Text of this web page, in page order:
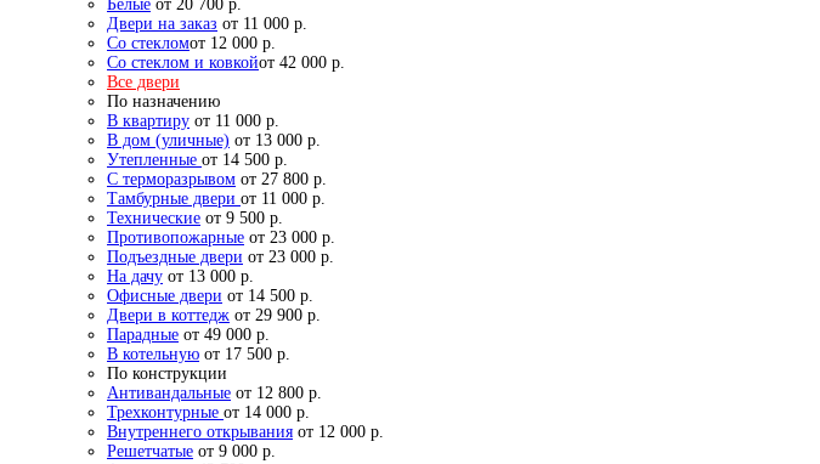
Белые от 20 700 р.
Двери на заказ от 11 000 р.
Со стекломот 12 000 р.
Со стеклом и ковкойот 42 000 р.
Все двери
По назначению
В квартиру от 11 000 р.
В дом (уличные) от 13 000 р.
Утепленные от 14 500 р.
С терморазрывом от 27 800 р.
Тамбурные двери от 11 000 р.
Технические от 9 500 р.
Противопожарные от 23 000 р.
Подъездные двери от 23 000 р.
На дачу от 13 000 р.
Офисные двери от 14 500 р.
Двери в коттедж от 29 900 р.
Парадные от 49 000 р.
В котельную от 17 500 р.
По конструкции
Антивандальные от 12 800 р.
Трехконтурные от 14 000 р.
Внутреннего открывания от 12 000 р.
Решетчатые от 9 000 р.